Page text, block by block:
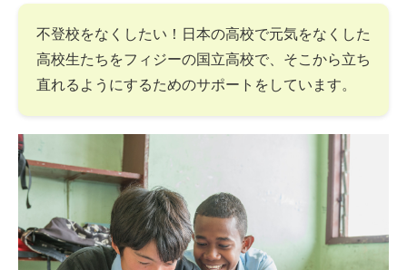
不登校をなくしたい！日本の高校で元気をなくした
高校生たちをフィジーの国立高校で、そこから立ち
直れるようにするためのサポートをしています。